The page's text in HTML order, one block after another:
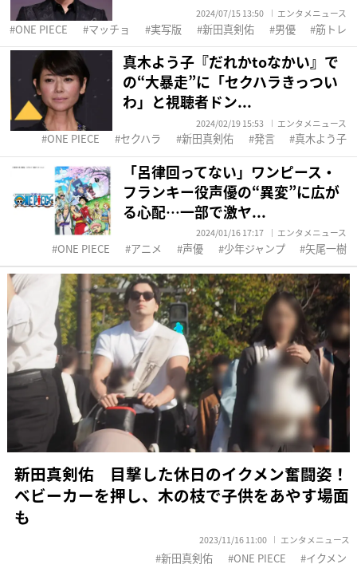
2024/07/15 13:50 エンタメニュース
ONE PIECE マッチョ 実写版 新田真剣佑 男優 筋トレ
真木よう子『だれかtoなかい』で
の“大暴走”に「セクハラきっつい
わ」と視聴者ドン...
2024/02/19 15:53 エンタメニュース
ONE PIECE セクハラ 新田真剣佑 発言 真木よう子
「呂律回ってない」ワンピース・
フランキー役声優の“異変”に広が
る心配…一部で激ヤ...
2024/01/16 17:17 エンタメニュース
ONE PIECE アニメ 声優 少年ジャンプ 矢尾一樹
新田真剣佑 目撃した休日のイクメン奮闘姿！
ベビーカーを押し、木の枝で子供をあやす場面
も
2023/11/16 11:00 エンタメニュース
新田真剣佑 ONE PIECE イクメン